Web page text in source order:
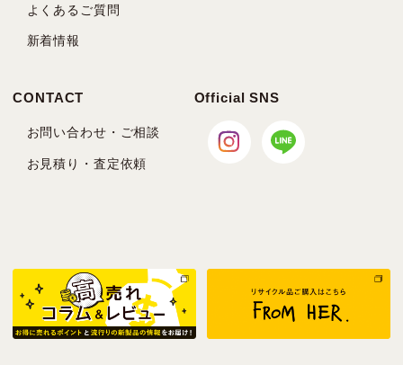
よくあるご質問
新着情報
CONTACT
お問い合わせ・ご相談
お見積り・査定依頼
Official SNS